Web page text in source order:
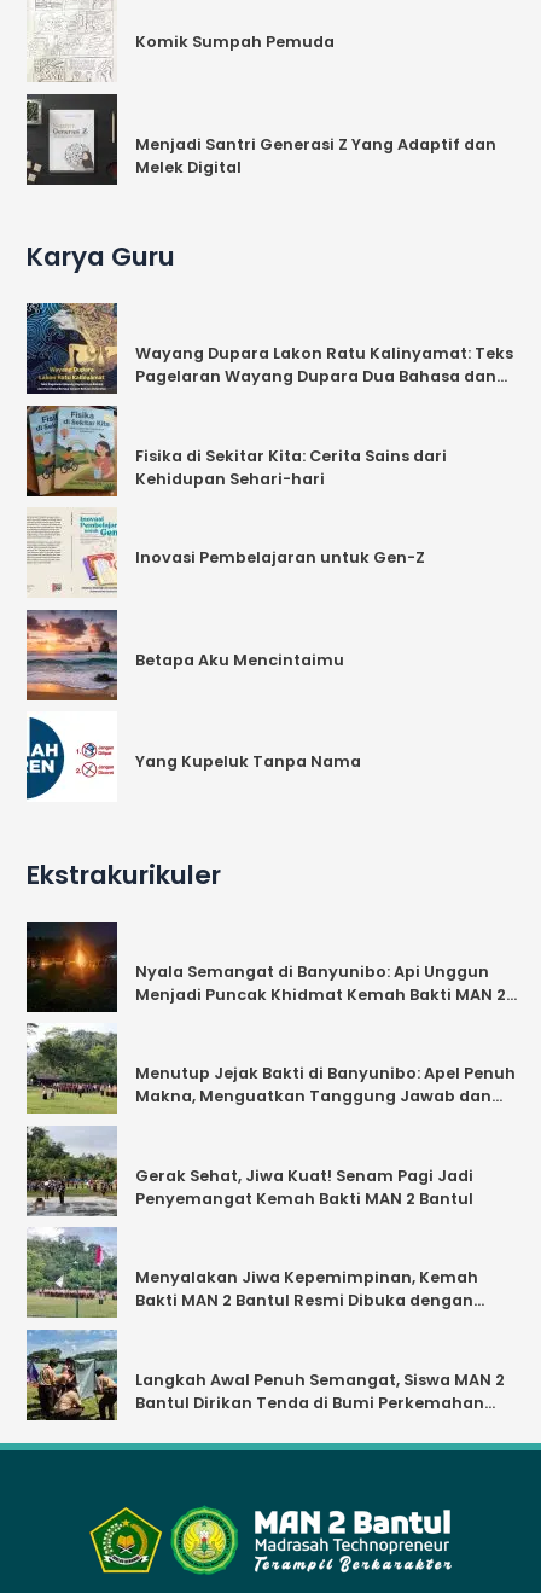
Komik Sumpah Pemuda
Menjadi Santri Generasi Z Yang Adaptif dan
Melek Digital
Karya Guru
Wayang Dupara Lakon Ratu Kalinyamat: Teks
Pagelaran Wayang Dupara Dua Bahasa dan
Fisika di Sekitar Kita: Cerita Sains dari
Kehidupan Sehari-hari
Inovasi Pembelajaran untuk Gen-Z
Betapa Aku Mencintaimu
Yang Kupeluk Tanpa Nama
Ekstrakurikuler
Nyala Semangat di Banyunibo: Api Unggun
Menjadi Puncak Khidmat Kemah Bakti MAN 2
Menutup Jejak Bakti di Banyunibo: Apel Penuh
Makna, Menguatkan Tanggung Jawab dan
Gerak Sehat, Jiwa Kuat! Senam Pagi Jadi
Penyemangat Kemah Bakti MAN 2 Bantul
Menyalakan Jiwa Kepemimpinan, Kemah
Bakti MAN 2 Bantul Resmi Dibuka dengan
Langkah Awal Penuh Semangat, Siswa MAN 2
Bantul Dirikan Tenda di Bumi Perkemahan